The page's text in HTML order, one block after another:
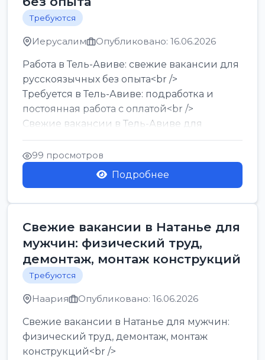
Требуются
Иерусалим Опубликовано: 16.06.2026
Работа в Тель-Авиве: свежие вакансии для
русскоязычных без опыта<br />
Требуется в Тель-Авиве: подработка и
постоянная работа с оплатой<br />
Свежие вакансии в Тель-Авиве для
мужчин и женщин от хозя...
99 просмотров
Подробнее
Свежие вакансии в Натанье для
мужчин: физический труд,
демонтаж, монтаж конструкций
Требуются
Наария Опубликовано: 16.06.2026
Свежие вакансии в Натанье для мужчин:
физический труд, демонтаж, монтаж
конструкций<br />